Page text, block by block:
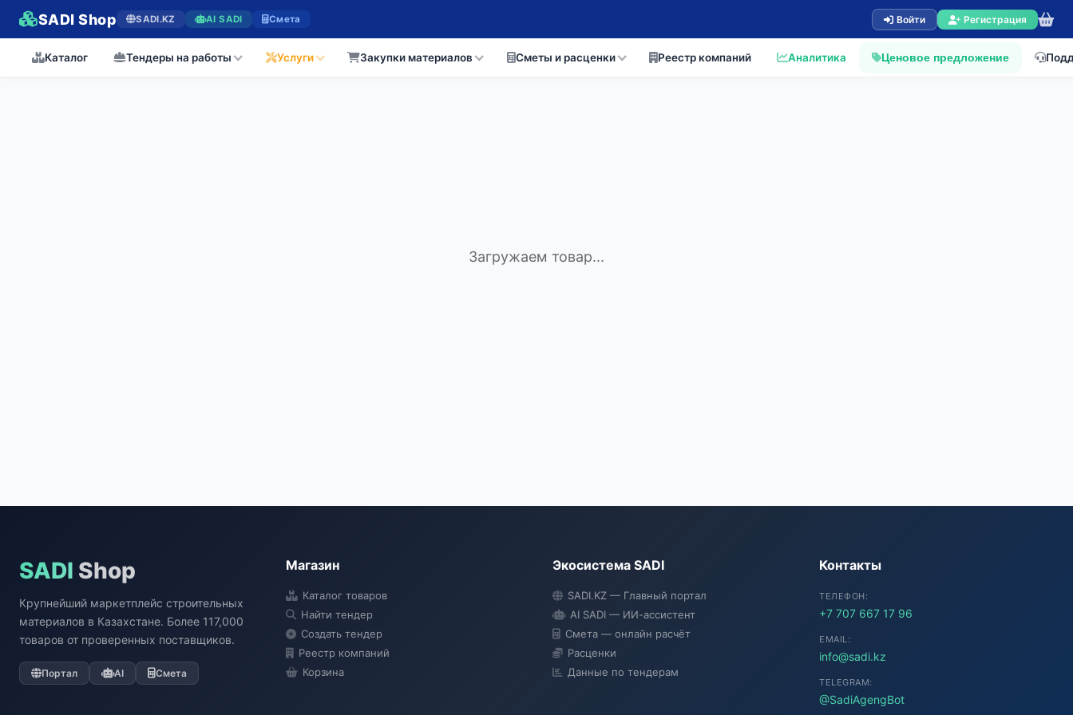
SADI Shop SADI.KZ AI SADI Смета Войти Регистрация
Каталог Тендеры на работы Услуги Закупки материалов Сметы и расценки Реестр компаний Аналитика Ценовое предложение
Загружаем товар...
SADI Shop
Крупнейший маркетплейс строительных
материалов в Казахстане. Более 117,000
товаров от проверенных поставщиков.
Портал AI Смета
Магазин
Каталог товаров
Найти тендер
Создать тендер
Реестр компаний
Корзина
Экосистема SADI
SADI.KZ — Главный портал
AI SADI — ИИ-ассистент
Смета — онлайн расчёт
Расценки
Данные по тендерам
Контакты
ТЕЛЕФОН:
+7 707 667 17 96
EMAIL:
info@sadi.kz
TELEGRAM:
@SadiAgengBot